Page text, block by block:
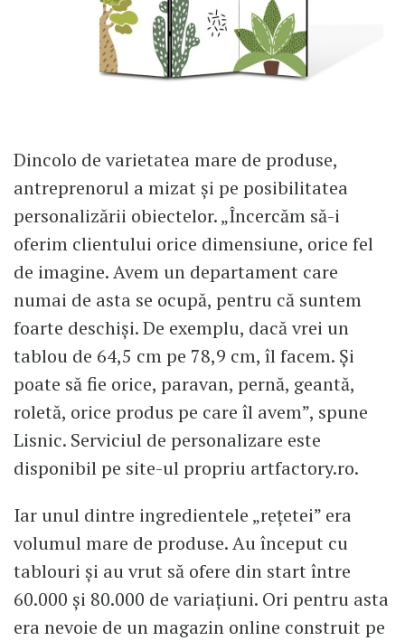
Dincolo de varietatea mare de produse,
antreprenorul a mizat și pe posibilitatea
personalizării obiectelor. „Încercăm să-i
oferim clientului orice dimensiune, orice fel
de imagine. Avem un departament care
numai de asta se ocupă, pentru că suntem
foarte deschiși. De exemplu, dacă vrei un
tablou de 64,5 cm pe 78,9 cm, îl facem. Și
poate să fie orice, paravan, pernă, geantă,
roletă, orice produs pe care îl avem”, spune
Lisnic. Serviciul de personalizare este
disponibil pe site-ul propriu artfactory.ro.
Iar unul dintre ingredientele „rețetei” era
volumul mare de produse. Au început cu
tablouri și au vrut să ofere din start între
60.000 și 80.000 de variațiuni. Ori pentru asta
era nevoie de un magazin online construit pe